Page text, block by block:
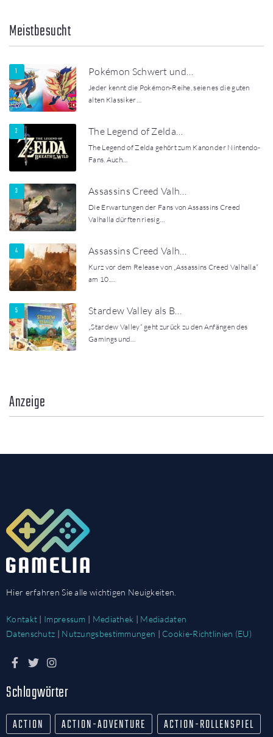
Meistbesucht
Pokémon Schwert und…
Jeder kennt die Pokémon-Reihe, seien es die guten
alten Klassiker…
The Legend of Zelda…
The Legend of Zelda gehört zum Kanon der Nintendo-
Fans. Auch…
Assassins Creed Valh…
Die Erwartungen der Fans von Assassins Creed
Valhalla dürften riesig…
Assassins Creed Valh…
Kurz vor dem Release von „Assassins Creed Valhalla“
am 10.…
Stardew Valley als B…
„Stardew Valley“ geht zurück zu den Anfängen des
Gamings und…
Anzeige
Hier erfahren Sie alle wichtigen Neuigkeiten.
Kontakt | Impressum | Mediathek | Mediadaten
Datenschutz | Nutzungsbestimmungen | Cookie-Richtlinien (EU)
Schlagwörter
ACTION ACTION-ADVENTURE ACTION-ROLLENSPIEL